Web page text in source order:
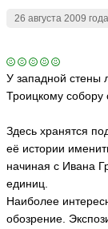
26 августа 2009 года
У западной
Троицкому собору
Здесь хранятся
её истории
начиная с Ивана
единиц.
Наиболее
обозрение.